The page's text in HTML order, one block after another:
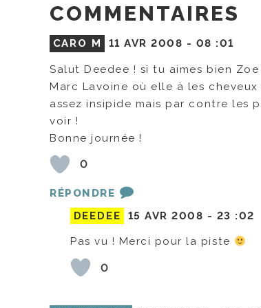
COMMENTAIRES
CARO M 11 AVR 2008 - 08 :01
Salut Deedee ! si tu aimes bien
Marc Lavoine où elle à les
assez insipide mais par contre les
voir !
Bonne journée !
0
RÉPONDRE
DEEDEE
15 AVR 2008 - 23 :02
Pas vu ! Merci pour la piste
0